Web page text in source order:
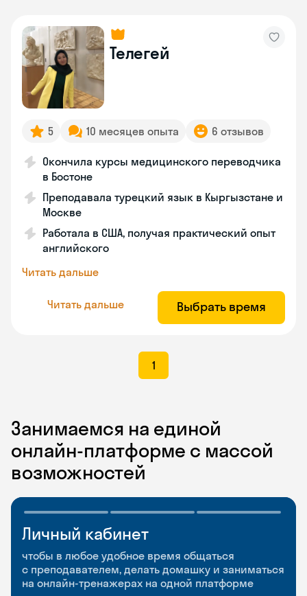
Телегей
5 10 месяцев опыта 6 отзывов
Окончила курсы медицинского переводчика
в Бостоне
Преподавала турецкий язык в Кыргызстане и
Москве
Работала в США, получая практический опыт
английского
Читать дальше
Читать дальше Выбрать время
1
Занимаемся на единой
онлайн-платформе с массой
возможностей
Личный кабинет
чтобы в любое удобное время общаться
с преподавателем, делать домашку и заниматься
на онлайн-тренажерах на одной платформе
Мобильное
приложение
чтобы заниматься и изучать новые слова где
и когда удобно
Разговорные клубы
и Talks
Групповые занятия для разговорной практики
и индивидуальные встречи с преподавателями